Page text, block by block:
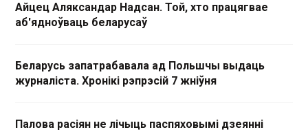
Айцец Аляксандар Надсан. Той, хто працягвае
аб'ядноўваць беларусаў
Беларусь запатрабавала ад Польшчы выдаць
журналіста. Хронікі рэпрэсій 7 жніўня
Палова расіян не лічыць паспяховымі дзеянні